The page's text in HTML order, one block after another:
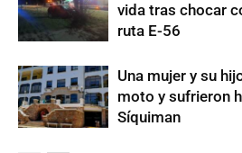
vida tras chocar
ruta E-56
Una mujer y su
moto y sufrieron
Síquiman